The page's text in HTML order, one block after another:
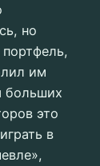
но
им
больших
это
в